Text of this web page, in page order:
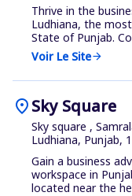
Thrive in the
Ludhiana, the
State of Punjab.
Voir Le Sitearrow_forward
location_onSky Square
Sky square ,
Ludhiana, Punjab,
Gain a business
workspace in
located near the